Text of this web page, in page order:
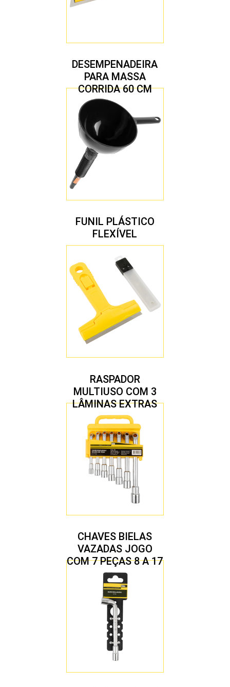
DESEMPENADEIRA
PARA MASSA
CORRIDA 60 CM
FUNIL PLÁSTICO
FLEXÍVEL
RASPADOR
MULTIUSO COM 3
LÂMINAS EXTRAS
CHAVES BIELAS
VAZADAS JOGO
COM 7 PEÇAS 8 A 17
MM